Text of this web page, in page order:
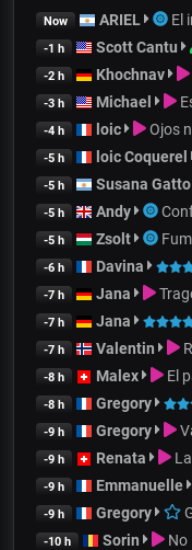
Now ARIEL El
-1 h Scott Cantu
-2 h Khochnav
-3 h Michael
-4 h loic Ojos
-5 h loic Coquerel
-5 h Susana Gatto
-5 h Andy
-5 h Zsolt
-6 h Davina
-7 h Jana
-7 h Jana
-7 h Valentin
-8 h Malex El
-8 h Gregory
-9 h Gregory
-9 h Renata
-9 h Emmanuelle
-9 h Gregory
-10 h Sorin No